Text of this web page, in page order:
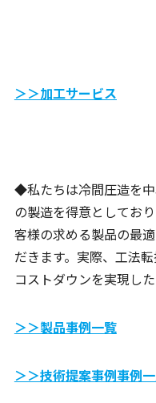
＞＞加工サービス
◆私たちは冷間圧造を
の製造を得意としてお
客様の求める製品の最
だきます。実際、工法
コストダウンを実現し
＞＞製品事例一覧
＞＞技術提案事例事例